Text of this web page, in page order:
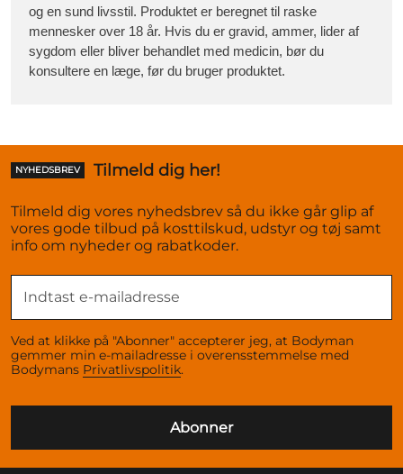
og en sund livsstil. Produktet er beregnet til raske
mennesker over 18 år. Hvis du er gravid, ammer, lider af
sygdom eller bliver behandlet med medicin, bør du
konsultere en læge, før du bruger produktet.
NYHEDSBREV Tilmeld dig her!
Tilmeld dig vores nyhedsbrev så du ikke går glip af
vores gode tilbud på kosttilskud, udstyr og tøj samt
info om nyheder og rabatkoder.
Ved at klikke på "Abonner" accepterer jeg, at Bodyman
gemmer min e-mailadresse i overensstemmelse med
Bodymans Privatlivspolitik.
Abonner